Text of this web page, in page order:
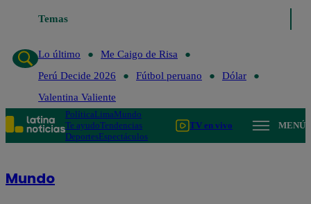
Temas
Lo último
Me Caigo de Risa
Perú Decide 2026
Fútbol peruano
Dólar
Valentina Valiente
PolíticaLimaMundo
Te ayudoTendencias
DeportesEspectáculos
TV en vivo MENÚ
Mundo